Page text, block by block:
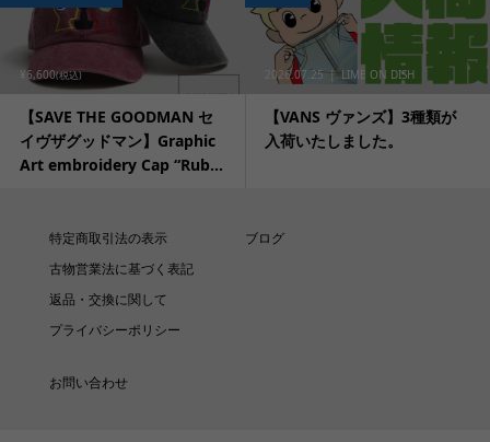
¥6,600(税込)
【SAVE THE GOODMAN セ
イヴザグッドマン】Graphic
Art embroidery Cap “Rub...
2026.07.25 LIME ON DISH
【VANS ヴァンズ】3種類が
入荷いたしました。
特定商取引法の表示
古物営業法に基づく表記
返品・交換に関して
プライバシーポリシー
ブログ
お問い合わせ